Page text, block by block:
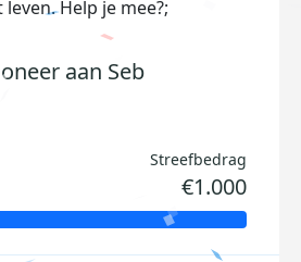
Help je mee?;
aan Seb
Streefbedrag
€1.000